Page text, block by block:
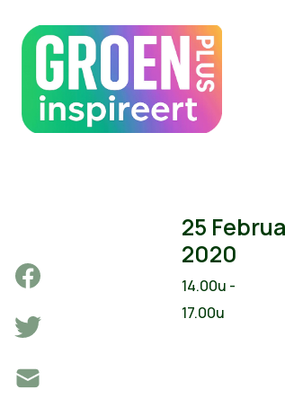
25
2020
14.00u -
17.00u